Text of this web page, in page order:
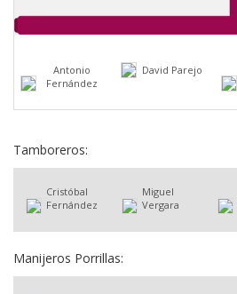
Antonio
Fernández
David Parejo
Tamboreros:
Cristóbal
Fernández
Miguel
Vergara
Manijeros Porrillas: